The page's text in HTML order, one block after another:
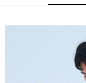
時審查核予不同之上限額
５．嚴禁一人註冊多個帳